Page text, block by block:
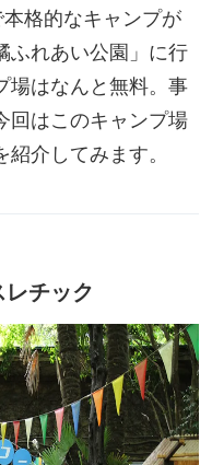
格的なキャンプが
ふれあい公園」に行
場はなんと無料。事
回はこのキャンプ場
介してみます。
チック